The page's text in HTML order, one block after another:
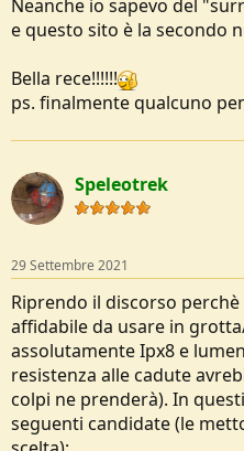
Neanche io sapevo del
e questo sito è la secondo
Bella rece!!!!!!
ps. finalmente qualcuno
Speleotrek
29 Settembre 2021
Riprendo il discorso
affidabile da usare in
assolutamente Ipx8 e
resistenza alle cadute
colpi ne prenderà). In
seguenti candidate (le